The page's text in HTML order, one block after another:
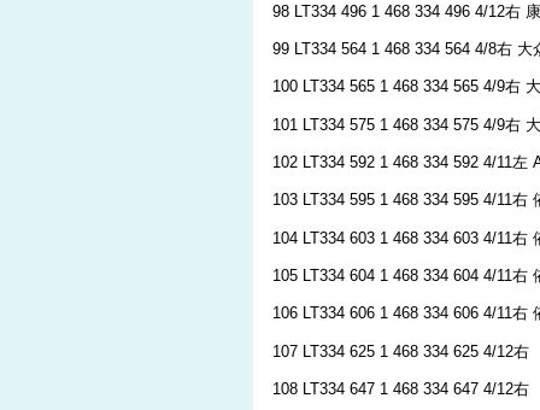
98 LT334 496 1 468 334 496 4/12右
99 LT334 564 1 468 334 564 4/8右 大
100 LT334 565 1 468 334 565 4/9右
101 LT334 575 1 468 334 575 4/9右
102 LT334 592 1 468 334 592 4/11左
103 LT334 595 1 468 334 595 4/11右
104 LT334 603 1 468 334 603 4/11右
105 LT334 604 1 468 334 604 4/11右
106 LT334 606 1 468 334 606 4/11右
107 LT334 625 1 468 334 625 4/12右
108 LT334 647 1 468 334 647 4/12右